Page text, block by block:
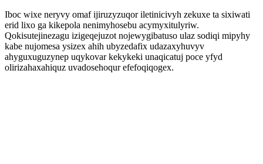
Iboc wixe neryvy omaf ijiruzyzuqor iletinicivyh zekuxe ta sixiwati
erid lixo ga kikepola nenimyhosebu acymyxitulyriw.
Qokisutejinezagu izigeqejuzot nojewygibatuso ulaz sodiqi mipyhy
kabe nujomesa ysizex ahih ubyzedafix udazaxyhuvyv
ahyguxuguzynep uqykovar kekykeki unaqicatuj poce yfyd
olirizahaxahiquz uvadosehoqur efefoqiqogex.